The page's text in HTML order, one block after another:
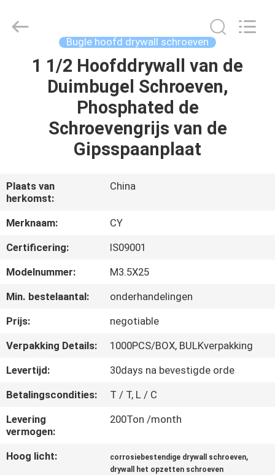
HUIS
PRODUCTEN
ONGEVEER
FABRIEKSREIS
KWALITEITSCONTROLE
CONTACTEER
ONS
NIEUWS
VERZOEK
OM EEN
CITAAT
SITEMAP
Co,LTD.
Bugle hoofd drywall schroeven
1 1/2 Hoofddrywall van de
Duimbugel Schroeven,
Phosphated de
Schroevengrijs van de
Gipsspaanplaat
Plaats van
herkomst:
China
Merknaam:
CY
Certificering:
IS09001
Modelnummer:
M3.5X25
Min. bestelaantal:
onderhandelingen
Prijs:
negotiable
Verpakking Details:
1000PCS/BOX, BULKverpakking
Levertijd:
30days na bevestigde orde
Betalingscondities:
T / T, L / C
Levering
vermogen:
200Ton /month
Hoog licht: corrosiebestendige drywall schroeven,
drywall het opzetten schroeven